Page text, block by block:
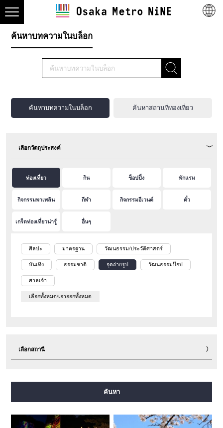
ค้นหาบทความในบล็อก
ค้นหาบทความในบล็อก ค้นหาสถานที่ท่องเที่ยว
เลือกวัตถุประสงค์
ท่องเที่ยว กิน ช็อปปิ้ง พักแรม
กิจกรรมพาเพลิน กีฬา กิจกรรมอีเวนต์ ตั๋ว
เกร็ดท่องเที่ยวน่ารู้ อื่นๆ
ศิลปะ มาตรฐาน วัฒนธรรม/ประวัติศาสตร์
บันเทิง ธรรมชาติ จุดถ่ายรูป วัฒนธรรมป๊อป
ศาลเจ้า
เลือกทั้งหมด/เอาออกทั้งหมด
เลือกสถานี
สายอิมาซาโตะซุจิ สายนิวแทรม
ค้นหา